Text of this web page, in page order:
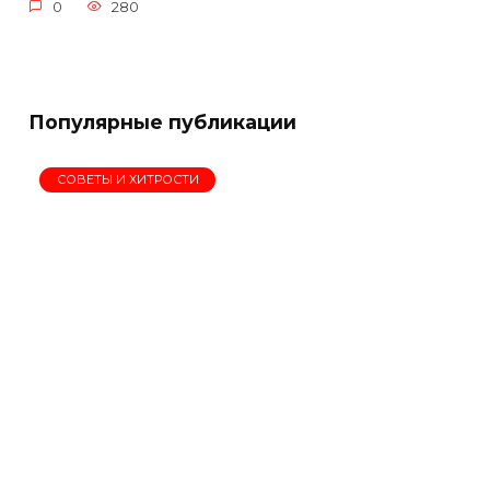
0 280
Популярные публикации
СОВЕТЫ И ХИТРОСТИ